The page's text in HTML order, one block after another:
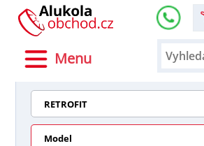
Menu
RETROFIT
Model